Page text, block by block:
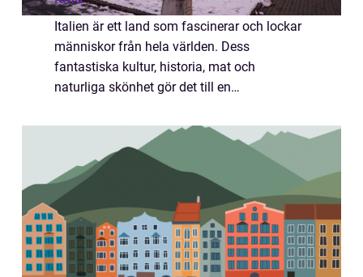
Italien är ett land som fascinerar och lockar
människor från hela världen. Dess
fantastiska kultur, historia, mat och
naturliga skönhet gör det till en
Italien är ett vanligt och bekvämt sätt att
upptäcka all...